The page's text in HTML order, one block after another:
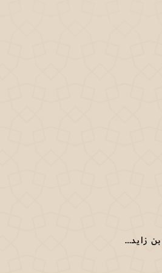
محمد بن راشد ومحمد بن زايد والشيوخ يحتفلون بفوز "مانشستر سيتي"